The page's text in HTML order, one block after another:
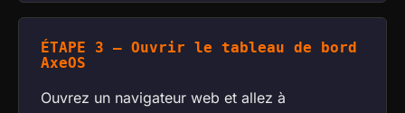
ÉTAPE 3 — Ouvrir le tableau de bord
AxeOS
Ouvrez un navigateur web et allez à